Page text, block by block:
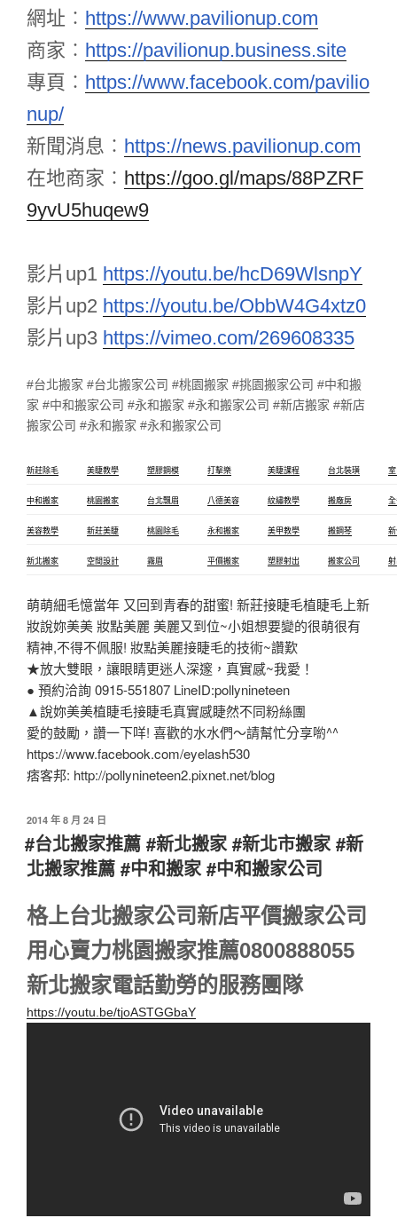
網址︰ https://www.pavilionup.com
商家︰ https://pavilionup.business.site
專頁︰ https://www.facebook.com/pavilio
nup/
新聞消息︰ https://news.pavilionup.com
在地商家 ︰ https://goo.gl/maps/88PZRF
9yvU5huqew9
影片up1 https://youtu.be/hcD69WlsnpY
影片up2 https://youtu.be/ObbW4G4xtz0
影片up3 https://vimeo.com/269608335
#台北搬家 #台北搬家公司 #桃園搬家 #挑園搬家公司 #中和搬
家 #中和搬家公司 #永和搬家 #永和搬家公司 #新店搬家 #新店
搬家公司 #永和搬家 #永和搬家公司
新莊除毛 美睫教學 塑膠鋼模 打擊樂 美睫課程 台北裝璜
中和搬家 桃園搬家 台北飄眉 八德美容 紋繡教學 搬廠房
美容教學 新莊美睫 桃園除毛 永和搬家 美甲教學 搬鋼琴
新北搬家 空間設計 霧眉 平價搬家 塑膠射出 搬家公司
萌萌細毛憶當年 又回到青春的甜蜜! 新莊接睫毛植睫毛上新
妝說妳美美 妝點美麗 美麗又到位~小姐想要變的很萌很有
精神,不得不佩服! 妝點美麗接睫毛的技術~讚歎
★放大雙眼，讓眼睛更迷人深邃，真實感~我愛！
● 預約洽詢 0915-551807 LineID:pollynineteen
▲說妳美美植睫毛接睫毛真實感睫然不同粉絲團
愛的鼓勵，讚一下咩! 喜歡的水水們～請幫忙分享喲^^
https://www.facebook.com/eyelash530
痞客邦: http://pollynineteen2.pixnet.net/blog
2014 年 8 月 24 日
#台北搬家推薦 #新北搬家 #新北市搬家 #新
北搬家推薦 #中和搬家 #中和搬家公司
格上台北搬家公司新店平價搬家公司
用心賣力桃園搬家推薦0800888055
新北搬家電話勤勞的服務團隊
https://youtu.be/tjoASTGGbaY